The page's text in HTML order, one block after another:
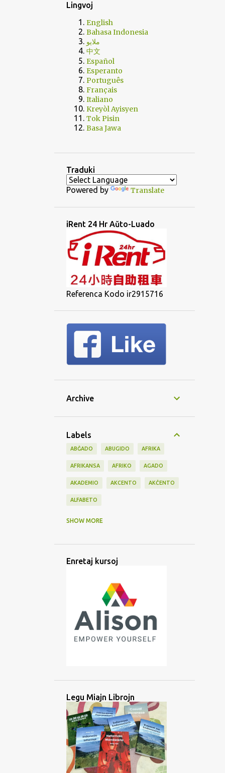
Lingvoj
English
Bahasa Indonesia
ملايو
中文
Español
Esperanto
Português
Français
Italiano
Kreyòl Ayisyen
Tok Pisin
Basa Jawa
Traduki
Powered by Translate
iRent 24 Hr Aŭto-Luado
Referenca Kodo ir2915716
Archive
Labels
ABĜADO ABUGIDO AFRIKA
AFRIKANSA AFRIKO AGADO
AKADEMIO AKCENTO AKĈENTO
ALFABETO
ARTOJ
ATLANSA
AŬSKULTADO AŬSKULTU
AŬSTRONEZIA AVANTAĜO
BATANO BEZONO BIBLIO
BILDOJ BIRMA BLOGO
BOLIVIO BRAHMIA BRITA
BRUNEJO BUSUU ĈAVAKANA
SHOW MORE
Enretaj kursoj
Legu Miajn Librojn